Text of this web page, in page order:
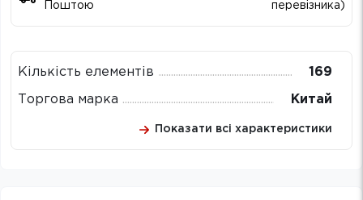
Поштою
перевізника)
Кількість елементів 169
Торгова марка Китай
Показати всі характеристики